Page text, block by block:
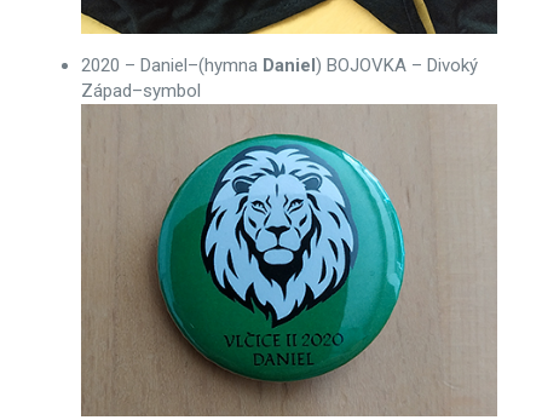
2020 – Daniel–(hymna Daniel) BOJOVKA – Divoký
Západ–symbol